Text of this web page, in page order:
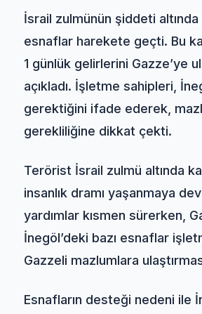
İsrail zulmünün şiddeti
esnaflar harekete geçti. Bu
1 günlük gelirlerini Gazze’ye
açıkladı. İşletme sahipleri,
gerektiğini ifade ederek,
gerekliliğine dikkat çekti.
Terörist İsrail zulmü altında
insanlık dramı yaşanmaya
yardımlar kısmen sürerken,
İnegöl’deki bazı esnaflar
Gazzeli mazlumlara
Esnafların desteği nedeni ile